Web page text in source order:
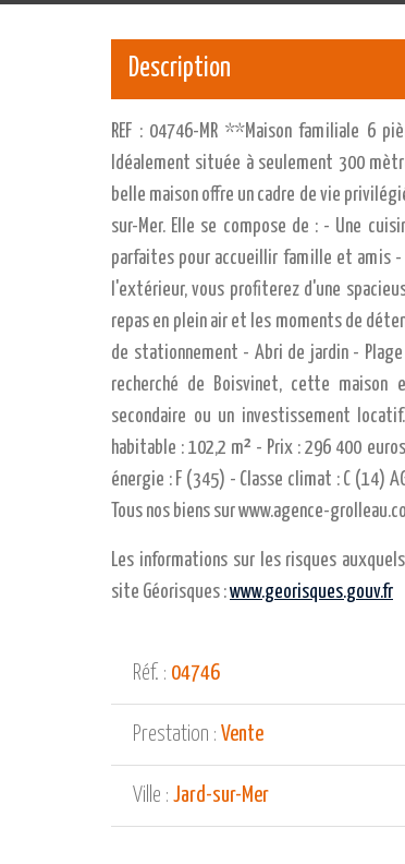
Description
REF : 04746-MR **Maison familiale 6
Idéalement située à seulement 300
belle maison offre un cadre de vie
sur-Mer. Elle se compose de : - Une
parfaites pour accueillir famille et amis
l'extérieur, vous profiterez d'une
repas en plein air et les moments de
de stationnement - Abri de jardin -
recherché de Boisvinet, cette maison
secondaire ou un investissement
habitable : 102,2 m² - Prix : 296 400
énergie : F (345) - Classe climat : C (14)
Tous nos biens sur www.agence-
Les informations sur les risques
site Géorisques :www.georisques.gouv.fr
Réf. : 04746
Prestation : Vente
Ville : Jard-sur-Mer